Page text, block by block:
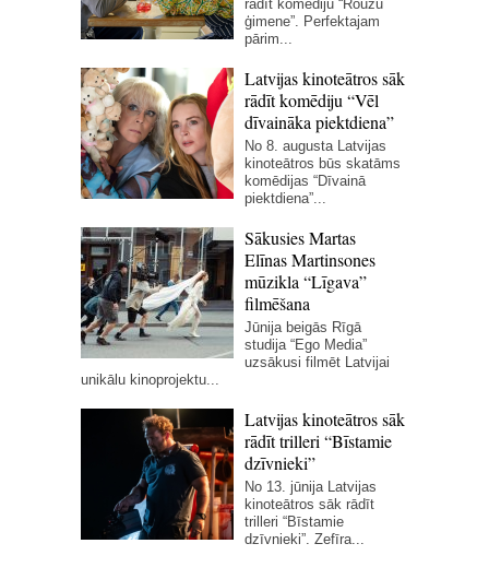
rādīt komēdiju “Rouzu
ģimene”. Perfektajam
pārim...
Latvijas kinoteātros sāk
rādīt komēdiju “Vēl
dīvaināka piektdiena”
No 8. augusta Latvijas
kinoteātros būs skatāms
komēdijas “Dīvainā
piektdiena”...
Sākusies Martas
Elīnas Martinsones
mūzikla “Līgava”
filmēšana
Jūnija beigās Rīgā
studija “Ego Media”
uzsākusi filmēt Latvijai
unikālu kinoprojektu...
Latvijas kinoteātros sāk
rādīt trilleri “Bīstamie
dzīvnieki”
No 13. jūnija Latvijas
kinoteātros sāk rādīt
trilleri “Bīstamie
dzīvnieki”. Zefīra...